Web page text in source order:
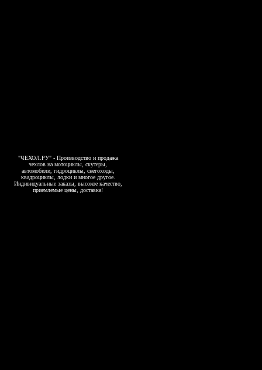
"ЧЕХОЛ.РУ" - Производство и продажа
чехлов на мотоциклы, скутеры,
автомобили, гидроциклы, снегоходы,
квадроциклы, лодки и многое другое.
Индивидуальные заказы, высокое качество,
приемлемые цены, доставка!